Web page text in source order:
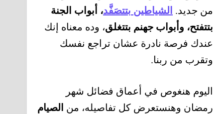
من جديد. الشياطين بتتصَفَّد، أبواب الجنة
بتتفتح، وأبواب جهنم بتتغلق، وده معناه إنك
عندك فرصة نادرة عشان تراجع نفسك
وتقرب من ربنا.
اليوم هنغوص في أعماق فضائل شهر
رمضان وهنستعرض كل تفاصيله، من الصيام